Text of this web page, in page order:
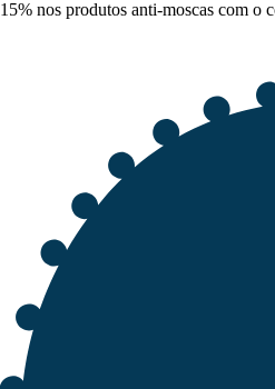
15% nos produtos anti-moscas com o